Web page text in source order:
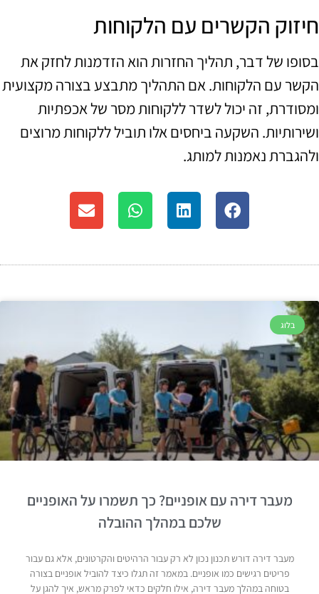
חיזוק הקשרים עם הלקוחות
בסופו של דבר, תהליך החזרות הוא הזדמנות לחזק את
הקשר עם הלקוחות. אם התהליך מתבצע בצורה מקצועית
ומסודרת, זה יכול לשדר ללקוחות מסר של אכפתיות
ושירותיות. השקעה ביחסים אלו תוביל ללקוחות מרוצים
ולהגברת נאמנות למותג.
בלוג
מעבר דירה עם אופניים? כך תשמרו על האופניים
שלכם במהלך ההובלה
מעבר דירה דורש תכנון נכון לא רק עבור הרהיטים והקרטונים, אלא גם עבור
פריטים רגישים כמו אופניים. במאמר זה תגלו כיצד להוביל אופניים בצורה
בטוחה במהלך מעבר דירה, אילו חלקים כדאי לפרק מראש, איך להגן על